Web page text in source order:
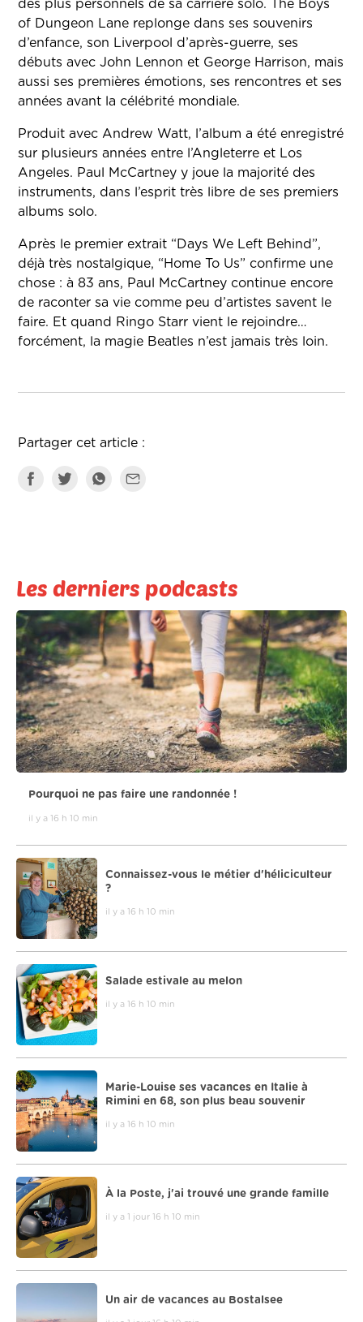
des plus personnels de sa carrière solo. The Boys
of Dungeon Lane replonge dans ses souvenirs
d’enfance, son Liverpool d’après-guerre, ses
débuts avec John Lennon et George Harrison, mais
aussi ses premières émotions, ses rencontres et ses
années avant la célébrité mondiale.
Produit avec Andrew Watt, l’album a été enregistré
sur plusieurs années entre l’Angleterre et Los
Angeles. Paul McCartney y joue la majorité des
instruments, dans l’esprit très libre de ses premiers
albums solo.
Après le premier extrait “Days We Left Behind”,
déjà très nostalgique, “Home To Us” confirme une
chose : à 83 ans, Paul McCartney continue encore
de raconter sa vie comme peu d’artistes savent le
faire. Et quand Ringo Starr vient le rejoindre…
forcément, la magie Beatles n’est jamais très loin.
Partager cet article :
Les derniers podcasts
Pourquoi ne pas faire une randonnée !
il y a 16 h 10 min
Connaissez-vous le métier d'héliciculteur
?
il y a 16 h 10 min
Salade estivale au melon
il y a 16 h 10 min
Marie-Louise ses vacances en Italie à
Rimini en 68, son plus beau souvenir
il y a 16 h 10 min
À la Poste, j'ai trouvé une grande famille
il y a 1 jour 16 h 10 min
Un air de vacances au Bostalsee